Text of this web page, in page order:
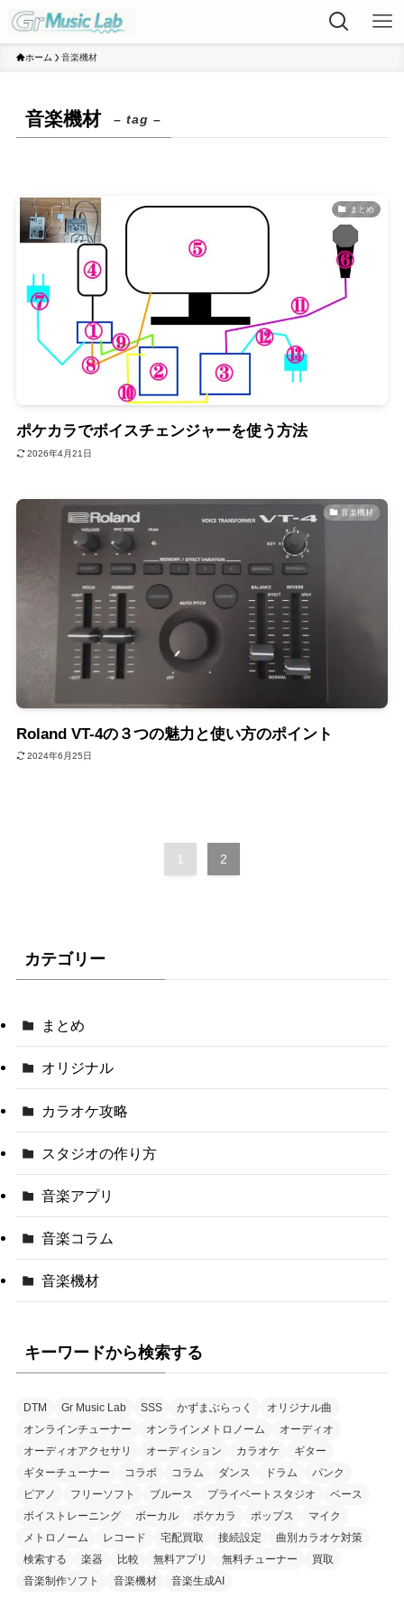
ホーム 音楽機材
音楽機材 – tag –
まとめ
ポケカラでボイスチェンジャーを使う方法
2026年4月21日
音楽機材
Roland VT-4の３つの魅力と使い方のポイント
2024年6月25日
1 2
カテゴリー
まとめ
オリジナル
カラオケ攻略
スタジオの作り方
音楽アプリ
音楽コラム
音楽機材
キーワードから検索する
DTM Gr Music Lab SSS かずまぶらっく
オリジナル曲
オンラインチューナー
オンラインメトロノーム
オーディオ
オーディオアクセサリ
オーディション カラオケ
ギター
ギターチューナー
コラボ コラム ダンス ドラム
パンク
ピアノ
フリーソフト ブルース プライベートスタジオ
ベース
ボイストレーニング
ボーカル ポケカラ ポップス
マイク
メトロノーム
レコード 宅配買取 接続設定
曲別カラオケ対策
検索する
楽器 比較 無料アプリ 無料チューナー
買取
音楽制作ソフト
音楽機材 音楽生成AI